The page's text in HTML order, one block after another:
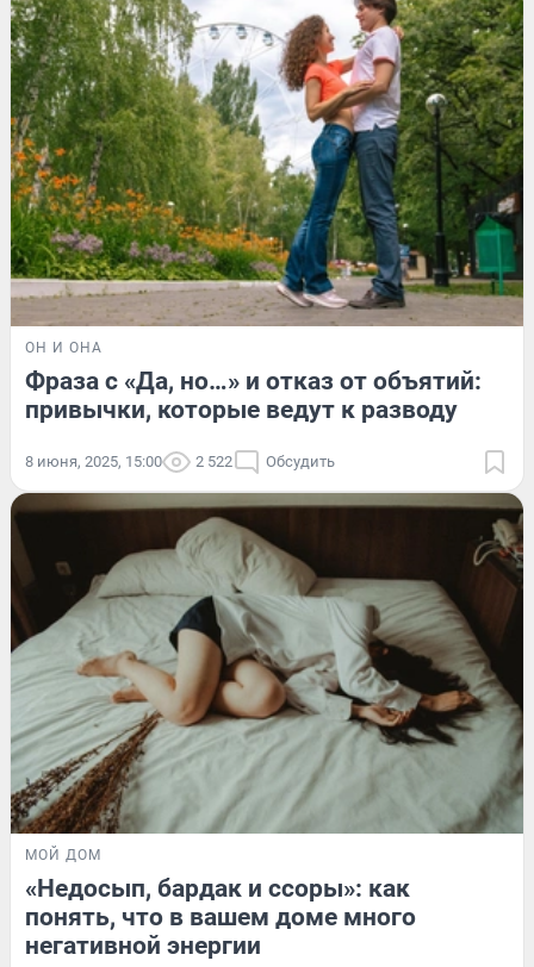
ОН И ОНА
Фраза с «Да, но…» и отказ от объятий:
привычки, которые ведут к разводу
8 июня, 2025, 15:00 2 522 Обсудить
МОЙ ДОМ
«Недосып, бардак и ссоры»: как
понять, что в вашем доме много
негативной энергии